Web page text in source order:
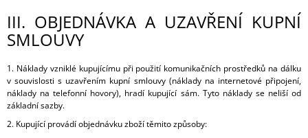
III. OBJEDNÁVKA A UZAVŘENÍ KUPNÍ
SMLOUVY
1. Náklady vzniklé kupujícímu při použití komunikačních prostředků na dálku
v souvislosti s uzavřením kupní smlouvy (náklady na internetové připojení,
náklady na telefonní hovory), hradí kupující sám. Tyto náklady se neliší od
základní sazby.
2. Kupující provádí objednávku zboží těmito způsoby: